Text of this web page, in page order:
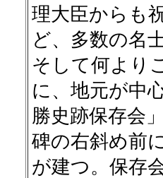
理大臣からも
ど、多数の名
そして何より
に、地元が中
勝史跡保存会
碑の右斜め前
が建つ。保存